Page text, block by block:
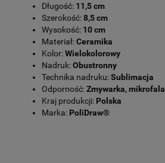
Długość: 11,5 cm
Szerokość:8,5 cm
Wysokość: 10 cm
Materiał:Ceramika
Kolor:Wielokolorowy
Nadruk:Obustronny
Technika nadruku:Sublimacja
Odporność:Zmywarka, mikrofala
Kraj produkcji: Polska
Marka: PoliDraw®